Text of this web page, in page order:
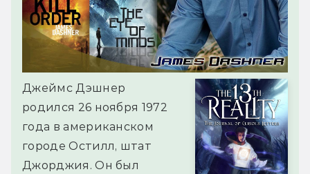
Джеймс Дэшнер
родился 26 ноября 1972
года в американском
городе Остилл, штат
Джорджия. Он был